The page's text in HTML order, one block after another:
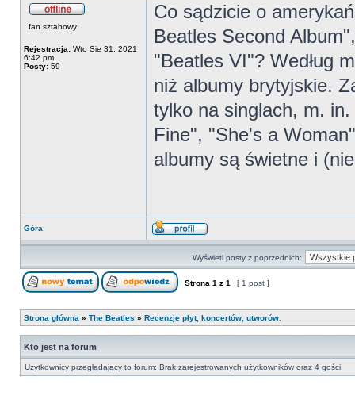
fan sztabowy
Rejestracja: Wto Sie 31, 2021
6:42 pm
Posty: 59
Co sądzicie o
Beatles Second
"Beatles VI"? Według
niż albumy brytyjskie.
tylko na singlach, m.
Fine", "She's a
albumy są świetne i
Góra
Wyświetl posty z poprzednich:
Strona 1 z 1 [ 1 post ]
Strona główna » The Beatles » Recenzje płyt, koncertów, utworów.
Kto jest na forum
Użytkownicy przeglądający to forum: Brak zarejestrowanych użytkowników oraz 4 gości